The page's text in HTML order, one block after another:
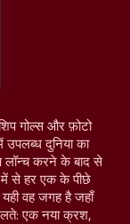
गोल्स और फ़ोटो
दुनिया का
लॉन्च करने के बाद से
में से हर एक के पीछे
वह जगह है जहाँ
एक नया क्रश,